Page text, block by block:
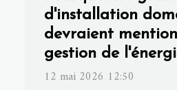
d'installation
devraient
gestion de
12 mai 2026 12:50